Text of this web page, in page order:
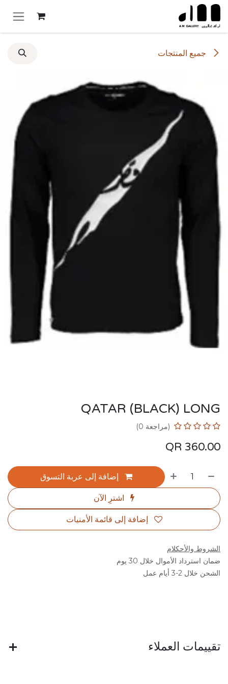
تخطي للذهاب إلى المحتوى
جميع المنتجات
QATAR (BLACK) LONG
(مراجعة 0)
360.00
إضافة إلى عربة التسوق
اشترِ الآن
إضافة إلى قائمة الأمنيات
الشروط والأحكلام
ضمان استرداد الأموال خلال 30 يوم
الشحن خلال 2-3 أيام عمل
تقييمات العملاء